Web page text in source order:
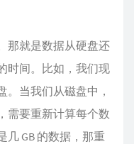
那就是数据从硬盘还
时间。比如，我们现
。当我们从磁盘中，
需要重新计算每个数
GB 的数据，那重